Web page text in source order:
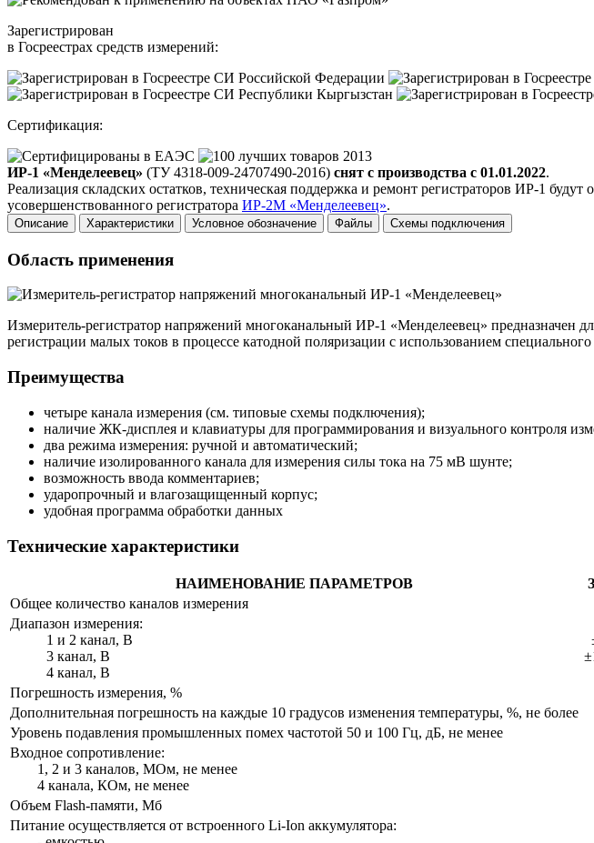
Зарегистрирован
в Госреестрах средств измерений:
Сертификация:
ИР-1 «Менделеевец» (ТУ 4318-009-24707490-2016) снят с производства с 01.01.2022.
Реализация складских остатков, техническая поддержка и ремонт регистраторов ИР-1
усовершенствованного регистратора ИР-2М «Менделеевец».
Описание Характеристики Условное обозначение Файлы Схемы подключения
Область применения
Измеритель-регистратор напряжений многоканальный ИР-1 «Менделеевец» предназначен
регистрации малых токов в процессе катодной поляризации с использованием
Преимущества
четыре канала измерения (см. типовые схемы подключения);
наличие ЖК-дисплея и клавиатуры для программирования и визуального контроля
два режима измерения: ручной и автоматический;
наличие изолированного канала для измерения силы тока на 75 мВ шунте;
возможность ввода комментариев;
ударопрочный и влагозащищенный корпус;
удобная программа обработки данных
Технические характеристики
НАИМЕНОВАНИЕ ПАРАМЕТРОВ
Общее количество каналов измерения
Диапазон измерения:
1 и 2 канал, В
3 канал, В
4 канал, В
Погрешность измерения, %
Дополнительная погрешность на каждые 10 градусов изменения температуры, %, не более
Уровень подавления промышленных помех частотой 50 и 100 Гц, дБ, не менее
Входное сопротивление:
1, 2 и 3 каналов, МОм, не менее
4 канала, КОм, не менее
Объем Flash-памяти, Мб
Питание осуществляется от встроенного Li-Ion аккумулятора: